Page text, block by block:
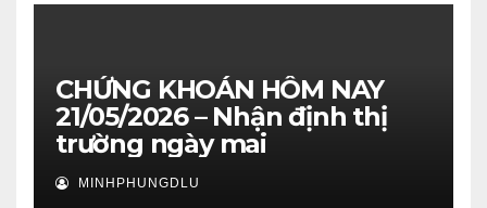
CHỨNG KHOÁN HÔM NAY
21/05/2026 – Nhận định thị
trường ngày mai
MINHPHUNGDLU